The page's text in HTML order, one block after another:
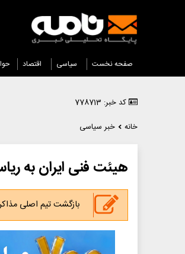
صفحه نخست سیاسی اقتصاد
کد خبر: 778713
خانه
خبر سیاسی
هیئت فنی ایران به
بازگشت تیم اصلی